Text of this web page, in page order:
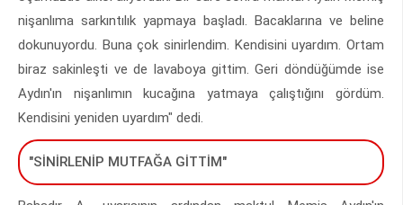
nişanlıma sarkıntılık yapmaya başladı. Bacaklarına ve beline
dokunuyordu. Buna çok sinirlendim. Kendisini uyardım. Ortam
biraz sakinleşti ve de lavaboya gittim. Geri döndüğümde ise
Aydın'ın nişanlımın kucağına yatmaya çalıştığını gördüm.
Kendisini yeniden uyardım" dedi.
"SİNİRLENİP MUTFAĞA GİTTİM"